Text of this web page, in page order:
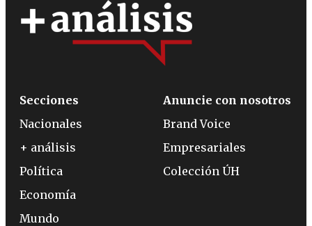
Secciones
Nacionales
+ análisis
Política
Economía
Mundo
Anuncie con nosotros
Brand Voice
Empresariales
Colección ÚH